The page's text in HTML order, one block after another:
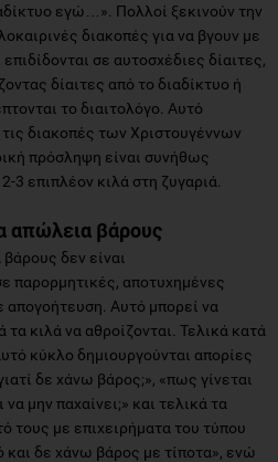
εγώ…». Πολλοί ξεκινούν την
διακοπές για να βγουν με
σε αυτοσχέδιες δίαιτες,
δίαιτες από το διαδίκτυο ή
το διαιτολόγο. Αυτό
διακοπές των Χριστουγέννων
πρόσληψη είναι συνήθως
3 επιπλέον κιλά στη ζυγαριά.
απώλεια βάρους
δεν είναι
παρορμητικές, αποτυχημένες
Αυτό μπορεί να
τα κιλά να αθροίζονται. Τελικά κατά
κύκλο δημιουργούνται απορίες
δε χάνω βάρος;», «πως γίνεται
μην παχαίνει;» και τελικά τα
τους με επιχειρήματα του τύπου
δε χάνω βάρος με τίποτα», ενώ